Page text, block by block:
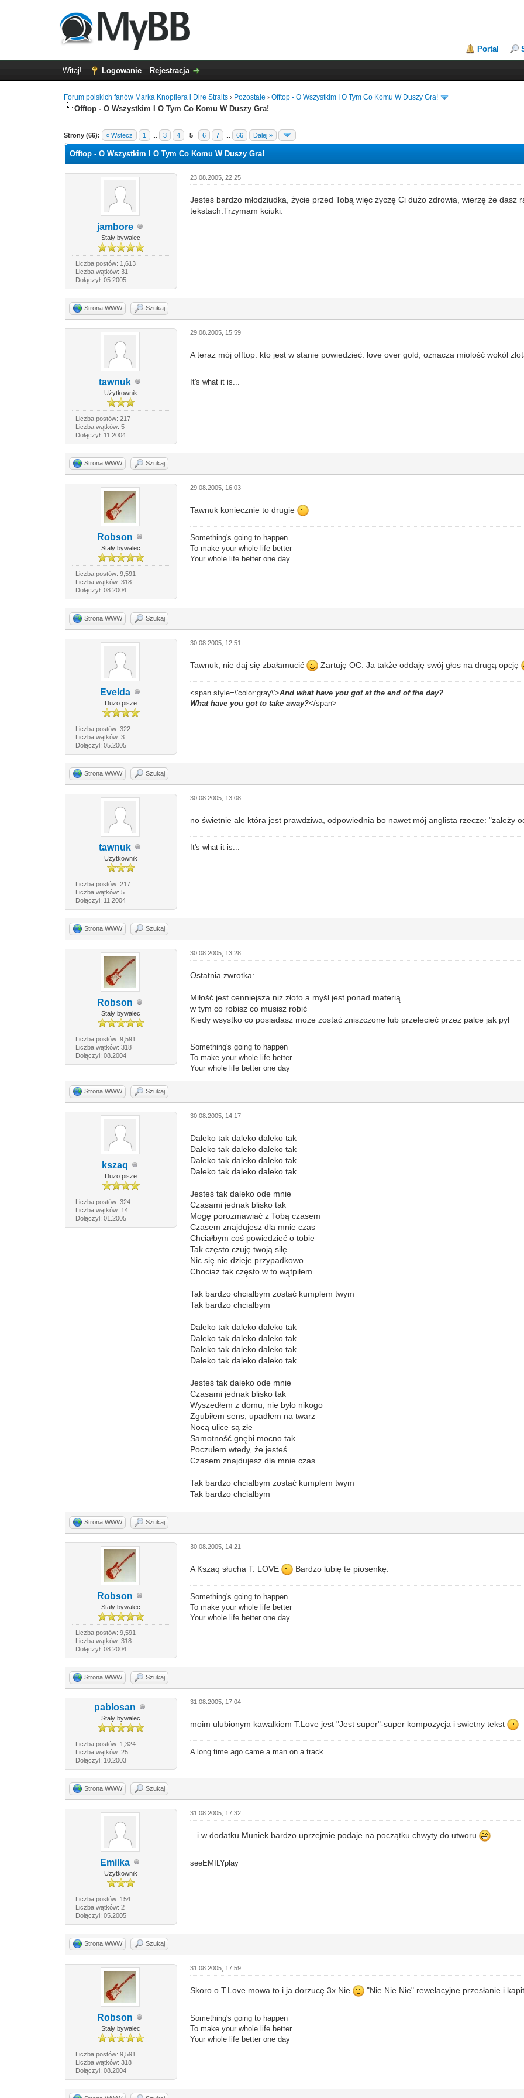
Portal
Witaj! Logowanie Rejestracja
Forum polskich fanów Marka Knopflera i Dire Straits › Pozostałe ›Offtop - O Wszystkim I O Tym Co Komu W Duszy Gra!
Offtop - O Wszystkim I O Tym Co Komu W Duszy Gra!
Strony (66): « Wstecz 1 3 4 5 6 7 66 Dalej »
0 głosów - średnia: 0
1
2
3
4
5
Offtop - O Wszystkim I O Tym Co Komu W Duszy Gra!
jambore
Stały bywalec
Liczba postów: 1,613
Liczba wątków: 31
Dołączył: 05.2005
23.08.2005, 22:25
Jesteś bardzo młodziudka, życie przed Tobą więc życzę Ci dużo zdrowia, wierzę że dasz
tekstach.Trzymam kciuki.
Strona WWW Szukaj
tawnuk
Użytkownik
Liczba postów: 217
Liczba wątków: 5
Dołączył: 11.2004
29.08.2005, 15:59
A teraz mój offtop: kto jest w stanie powiedzieć: love over gold, oznacza miolość wokól
It's what it is...
Strona WWW Szukaj
Robson
Stały bywalec
Liczba postów: 9,591
Liczba wątków: 318
Dołączył: 08.2004
29.08.2005, 16:03
Tawnuk koniecznie to drugie
Something's going to happen
To make your whole life better
Your whole life better one day
Strona WWW Szukaj
Evelda
Dużo pisze
Liczba postów: 322
Liczba wątków: 3
Dołączył: 05.2005
30.08.2005, 12:51
Tawnuk, nie daj się zbałamucić Żartuję OC. Ja także oddaję swój głos na drugą opcję
<span style=\'color:gray\'>And what have you got at the end of the day?
What have you got to take away?</span>
Strona WWW Szukaj
tawnuk
Użytkownik
Liczba postów: 217
Liczba wątków: 5
Dołączył: 11.2004
30.08.2005, 13:08
no świetnie ale która jest prawdziwa, odpowiednia bo nawet mój anglista rzecze: "zależy
It's what it is...
Strona WWW Szukaj
Robson
Stały bywalec
Liczba postów: 9,591
Liczba wątków: 318
Dołączył: 08.2004
30.08.2005, 13:28
Ostatnia zwrotka:
Miłość jest cenniejsza niż złoto a myśl jest ponad materią
w tym co robisz co musisz robić
Kiedy wsystko co posiadasz może zostać zniszczone lub przelecieć przez palce jak pył
Something's going to happen
To make your whole life better
Your whole life better one day
Strona WWW Szukaj
kszaq
Dużo pisze
Liczba postów: 324
Liczba wątków: 14
Dołączył: 01.2005
30.08.2005, 14:17
Daleko tak daleko daleko tak
Daleko tak daleko daleko tak
Daleko tak daleko daleko tak
Daleko tak daleko daleko tak
Jesteś tak daleko ode mnie
Czasami jednak blisko tak
Mogę porozmawiać z Tobą czasem
Czasem znajdujesz dla mnie czas
Chciałbym coś powiedzieć o tobie
Tak często czuję twoją siłę
Nic się nie dzieje przypadkowo
Chociaż tak często w to wątpiłem
Tak bardzo chciałbym zostać kumplem twym
Tak bardzo chciałbym
Daleko tak daleko daleko tak
Daleko tak daleko daleko tak
Daleko tak daleko daleko tak
Daleko tak daleko daleko tak
Jesteś tak daleko ode mnie
Czasami jednak blisko tak
Wyszedłem z domu, nie było nikogo
Zgubiłem sens, upadłem na twarz
Nocą ulice są złe
Samotność gnębi mocno tak
Poczułem wtedy, że jesteś
Czasem znajdujesz dla mnie czas
Tak bardzo chciałbym zostać kumplem twym
Tak bardzo chciałbym
Strona WWW Szukaj
Robson
Stały bywalec
Liczba postów: 9,591
Liczba wątków: 318
Dołączył: 08.2004
30.08.2005, 14:21
A Kszaq słucha T. LOVE Bardzo lubię te piosenkę.
Something's going to happen
To make your whole life better
Your whole life better one day
Strona WWW Szukaj
pablosan
Stały bywalec
Liczba postów: 1,324
Liczba wątków: 25
Dołączył: 10.2003
31.08.2005, 17:04
moim ulubionym kawałkiem T.Love jest "Jest super"-super kompozycja i swietny tekst
A long time ago came a man on a track...
Strona WWW Szukaj
Emilka
Użytkownik
Liczba postów: 154
Liczba wątków: 2
Dołączył: 05.2005
31.08.2005, 17:32
...i w dodatku Muniek bardzo uprzejmie podaje na początku chwyty do utworu
seeEMILYplay
Strona WWW Szukaj
Robson
Stały bywalec
Liczba postów: 9,591
Liczba wątków: 318
Dołączył: 08.2004
31.08.2005, 17:59
Skoro o T.Love mowa to i ja dorzucę 3x Nie "Nie Nie Nie" rewelacyjne przesłanie i
Something's going to happen
To make your whole life better
Your whole life better one day